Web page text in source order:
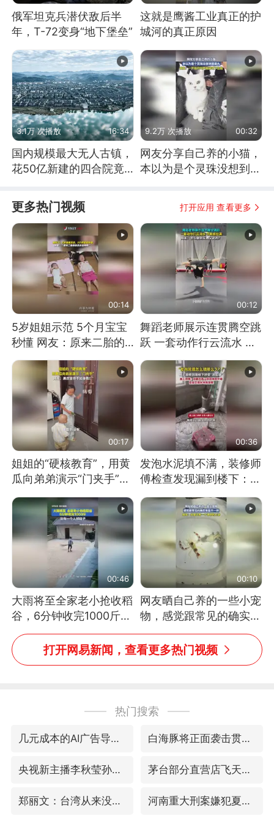
俄军坦克兵潜伏敌后半
年，T-72变身“地下堡垒”
这就是鹰酱工业真正的护
城河的真正原因
3.1万 次播放 16:34
国内规模最大无人古镇，
花50亿新建的四合院竟
9.2万 次播放 00:32
网友分享自己养的小猫，
本以为是个灵珠没想到是
更多热门视频 打开应用 查看更多
00:14
5岁姐姐示范 5个月宝宝
秒懂 网友：原来二胎的
快乐长这样
00:12
舞蹈老师展示连贯腾空跳
跃 一套动作行云流水 节
奏感拉满 网友：怎么做
到又舞又武的？
00:17
姐姐的“硬核教育”，用黄
瓜向弟弟演示“门夹手”，
网友：果然言传不如身
教！
00:36
发泡水泥填不满，装修师
傅检查发现漏到楼下：出
风口未延伸到外墙
00:46
大雨将至全家老小抢收稻
谷，6分钟收完1000斤，
没有一个人掉链子
00:10
网友晒自己养的一些小宠
物，感觉跟常见的确实有
些不一样
打开网易新闻，查看更多热门视频
热门搜索
几元成本的AI广告导致千万市值蒸发 白海豚将正面袭击贯穿浙江
央视新主播李秋莹孙亚鹏亮相 茅台部分直营店飞天茅台提价
郑丽文：台湾从来没有“独立”过 河南重大刑案嫌犯夏某钢落网